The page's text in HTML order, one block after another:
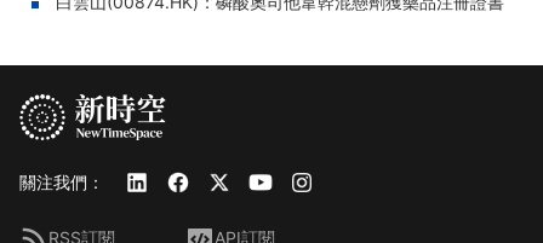
關注我們：
RSS訂閱 API訂閱